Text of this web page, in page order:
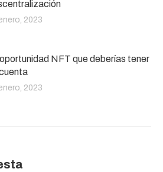
2023
NFT que deberías tener
2023